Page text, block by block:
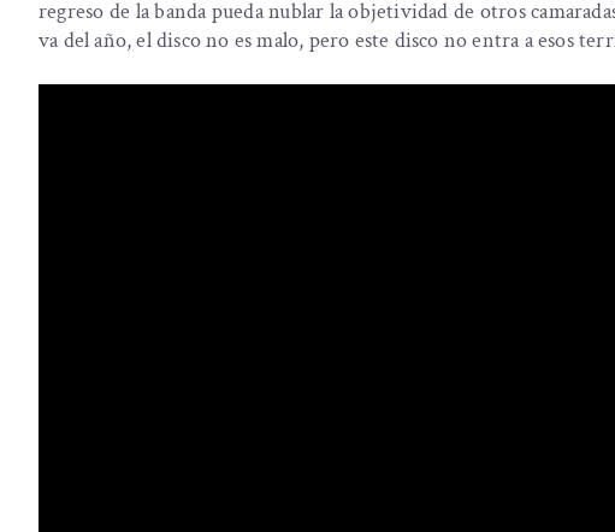
regreso de la banda pueda nublar la objetividad de otros
va del año, el disco no es malo, pero este disco no entra a esos